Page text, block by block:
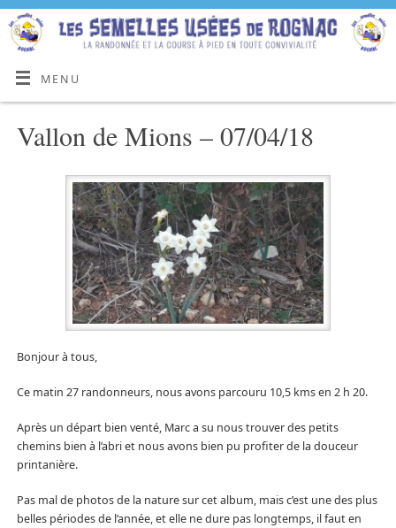
MENU
Vallon de Mions – 07/04/18
Bonjour à tous,
Ce matin 27 randonneurs, nous avons parcouru 10,5 kms en 2 h 20.
Après un départ bien venté, Marc a su nous trouver des petits
chemins bien à l’abri et nous avons bien pu profiter de la douceur
printanière.
Pas mal de photos de la nature sur cet album, mais c’est une des plus
belles périodes de l’année, et elle ne dure pas longtemps, il faut en